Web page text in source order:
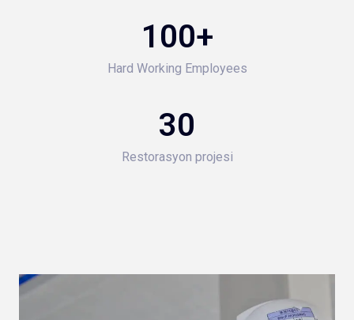
Hard Working Employees
100+
Restorasyon projesi
30